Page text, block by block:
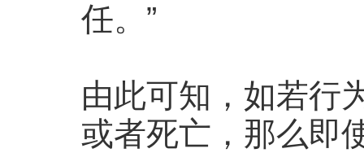
任。”
由此可知，如若行
或者死亡，那么即